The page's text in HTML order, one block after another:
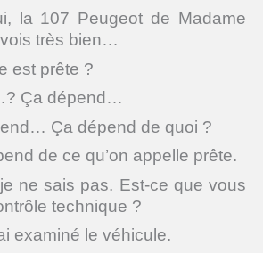
la 107 Peugeot de Madame
très bien…
est prête ?
Ça dépend…
Ça dépend de quoi ?
de ce qu’on appelle prête.
ne sais pas. Est-ce que vous
technique ?
examiné le véhicule.